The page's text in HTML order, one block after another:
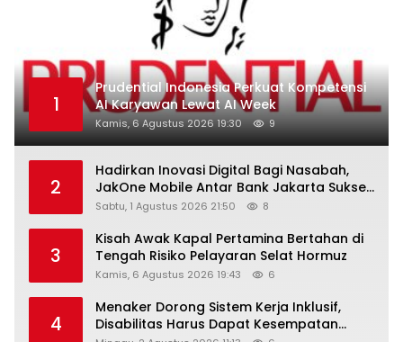
1
Prudential Indonesia Perkuat Kompetensi
AI Karyawan Lewat AI Week
Kamis, 6 Agustus 2026 19:30 9
2
Hadirkan Inovasi Digital Bagi Nasabah,
JakOne Mobile Antar Bank Jakarta Sukses
Raih Digital Excellence Awards 2026
Sabtu, 1 Agustus 2026 21:50 8
3
Kisah Awak Kapal Pertamina Bertahan di
Tengah Risiko Pelayaran Selat Hormuz
Kamis, 6 Agustus 2026 19:43 6
4
Menaker Dorong Sistem Kerja Inklusif,
Disabilitas Harus Dapat Kesempatan